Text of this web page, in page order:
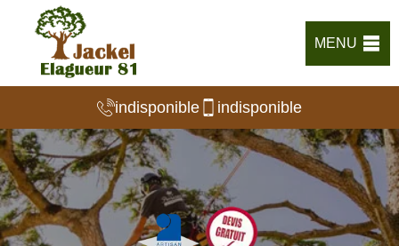
MENU
indisponible indisponible